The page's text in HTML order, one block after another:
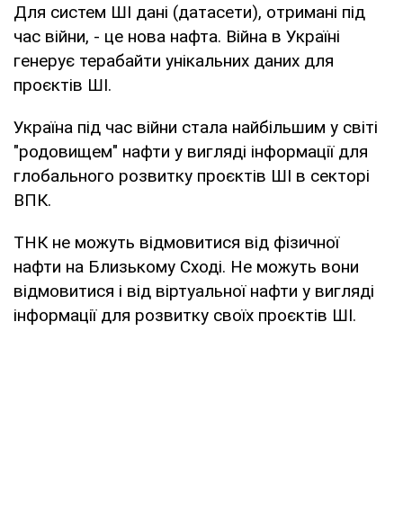
Для систем ШІ дані (датасети), отримані під
час війни, - це нова нафта. Війна в Україні
генерує терабайти унікальних даних для
проєктів ШІ.
Україна під час війни стала найбільшим у світі
"родовищем" нафти у вигляді інформації для
глобального розвитку проєктів ШІ в секторі
ВПК.
ТНК не можуть відмовитися від фізичної
нафти на Близькому Сході. Не можуть вони
відмовитися і від віртуальної нафти у вигляді
інформації для розвитку своїх проєктів ШІ.